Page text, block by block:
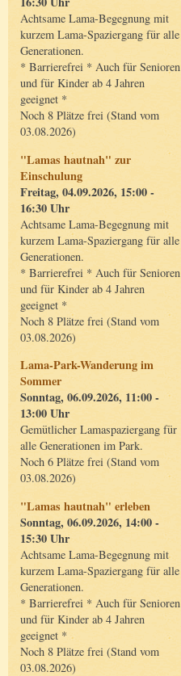
Achtsame Lama-Begegnung mit
kurzem Lama-Spaziergang für alle
Generationen.
* Barrierefrei * Auch für Senioren
und für Kinder ab 4 Jahren
geeignet *
Noch 8 Plätze frei (Stand vom
03.08.2026)
"Lamas hautnah" zur
Einschulung
Freitag, 04.09.2026, 15:00 -
16:30 Uhr
Achtsame Lama-Begegnung mit
kurzem Lama-Spaziergang für alle
Generationen.
* Barrierefrei * Auch für Senioren
und für Kinder ab 4 Jahren
geeignet *
Noch 8 Plätze frei (Stand vom
03.08.2026)
Lama-Park-Wanderung im
Sommer
Sonntag, 06.09.2026, 11:00 -
13:00 Uhr
Gemütlicher Lamaspaziergang für
alle Generationen im Park.
Noch 6 Plätze frei (Stand vom
03.08.2026)
"Lamas hautnah" erleben
Sonntag, 06.09.2026, 14:00 -
15:30 Uhr
Achtsame Lama-Begegnung mit
kurzem Lama-Spaziergang für alle
Generationen.
* Barrierefrei * Auch für Senioren
und für Kinder ab 4 Jahren
geeignet *
Noch 8 Plätze frei (Stand vom
03.08.2026)